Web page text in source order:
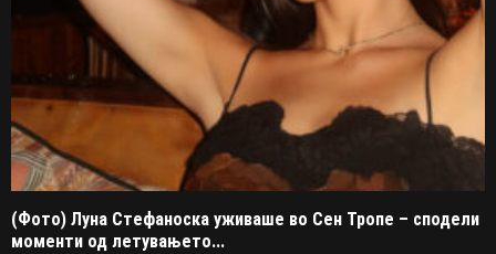
(Фото) Луна Стефаноска уживаше во Сен Тропе – сподели
моменти од летувањето...